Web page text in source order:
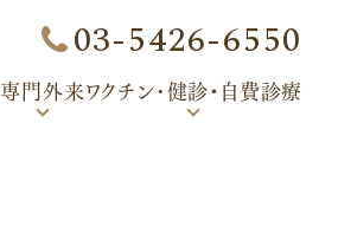
03-5426-6550
専門外来ワクチン･健診・自費診療